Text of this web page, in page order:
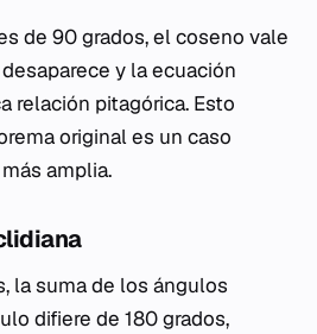
de 90 grados, el coseno vale
y la ecuación
relación pitagórica. Esto
original es un caso
amplia.
la suma de los ángulos
difiere de 180 grados,